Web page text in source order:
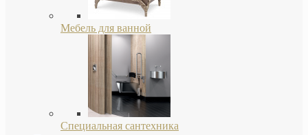
Мебель для ванной
Специальная сантехника